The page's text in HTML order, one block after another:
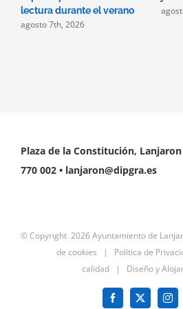
lectura durante el verano
agosto 7th, 2026
Plaza de la Constitución, Lanjaron
770 002 • lanjaron@dipgra.es
© Copyright 2026 Ayuntamiento de
de cookies | Política de
calidad | Diseño y
Facebook
X